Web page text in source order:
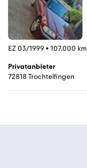
EZ 03/1999 • 107.000 km
Privatanbieter
72818 Trochtelfingen